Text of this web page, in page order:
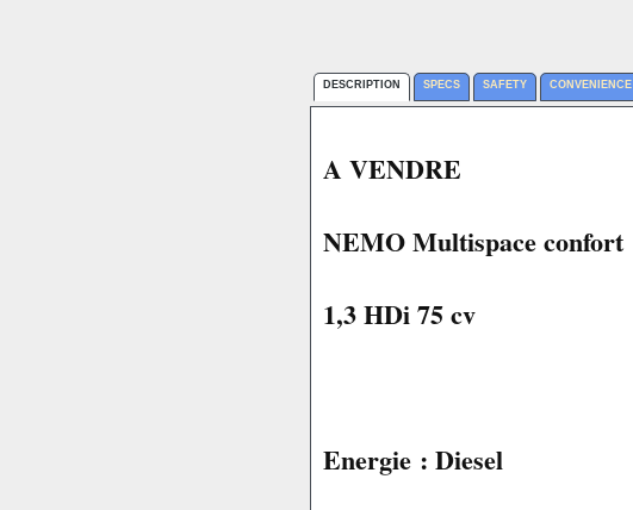
DESCRIPTION SPECS SAFETY CONVENIENCE
A VENDRE
NEMO Multispace confort
1,3 HDi 75 cv
Energie : Diesel